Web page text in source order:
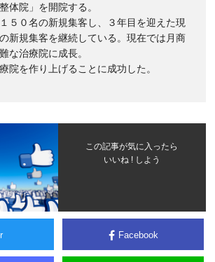
体院」を開院する。
５０名の新規集客し、３年目を迎えた現
新規集客を継続している。現在では月商
な治療院に成長。
院を作り上げることに成功した。
この記事が気に入ったら
いいね ! しよう
Facebook